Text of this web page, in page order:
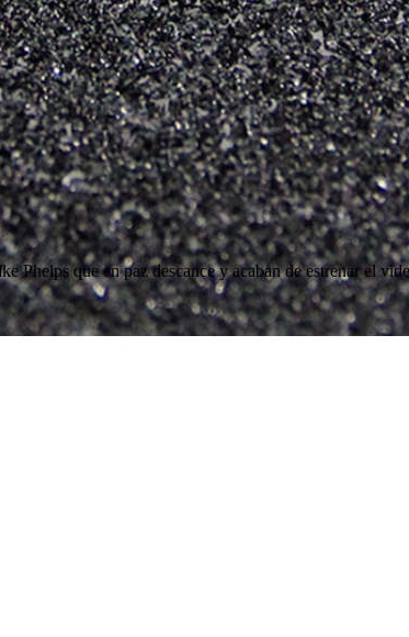
que en paz descance y acaban de estrenar el